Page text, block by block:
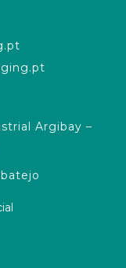
Argibay –